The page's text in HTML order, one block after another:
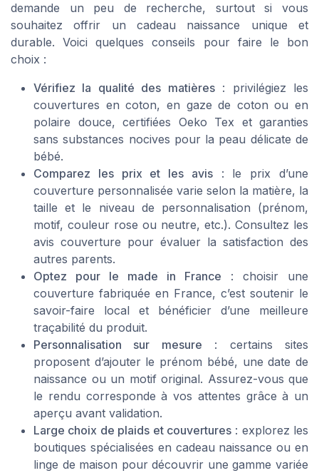
demande un peu de recherche, surtout si vous
souhaitez offrir un cadeau naissance unique et
durable. Voici quelques conseils pour faire le bon
choix :
Vérifiez la qualité des matières: privilégiez les
couvertures en coton, en gaze de coton ou en
polaire douce, certifiées Oeko Tex et garanties
sans substances nocives pour la peau délicate de
bébé.
Comparez les prix et les avis: le prix d’une
couverture personnalisée varie selon la matière, la
taille et le niveau de personnalisation (prénom,
motif, couleur rose ou neutre, etc.). Consultez les
avis couverture pour évaluer la satisfaction des
autres parents.
Optez pour le made in France : choisir une
couverture fabriquée en France, c’est soutenir le
savoir-faire local et bénéficier d’une meilleure
traçabilité du produit.
Personnalisation sur mesure : certains sites
proposent d’ajouter le prénom bébé, une date de
naissance ou un motif original. Assurez-vous que
le rendu corresponde à vos attentes grâce à un
aperçu avant validation.
Large choix de plaids et couvertures: explorez les
boutiques spécialisées en cadeau naissance ou en
linge de maison pour découvrir une gamme variée